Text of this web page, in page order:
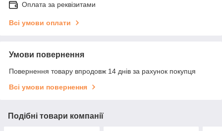
Оплата за реквізитами
Всі умови оплати
Умови повернення
Повернення товару впродовж 14 днів за рахунок покупця
Всі умови повернення
Подібні товари компанії